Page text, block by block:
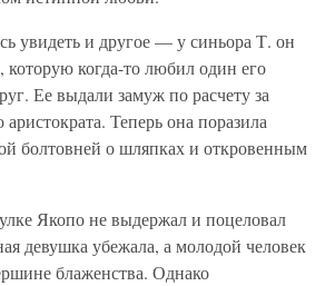
увидеть и другое — у синьора Т. он
которую когда-то любил один его
Ее выдали замуж по расчету за
Теперь она поразила
болтовней о шляпках и откровенным
Якопо не выдержал и поцеловал
девушка убежала, а молодой человек
блаженства. Однако